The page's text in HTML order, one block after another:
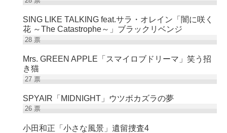
SING LIKE TALKING feat.サラ・オレイン「闇に咲く
花 ～The Catastrophe～」ブラックリベンジ
28票
Mrs. GREEN APPLE「スマイロブドリーマ」笑う招
き猫
27票
SPYAIR「MIDNIGHT」ウツボカズラの夢
26票
小田和正「小さな風景」遺留捜査4